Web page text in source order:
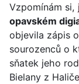
Vzpomínám si,
opavském
objevila zápis
sourozenců o
sňatek jeho
Bielany z